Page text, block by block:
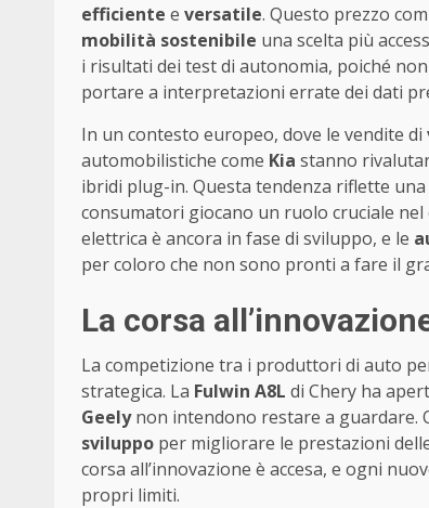
efficiente e versatile. Questo prezzo
mobilità sostenibile una scelta più
i risultati dei test di autonomia, poiché
portare a interpretazioni errate dei dati
In un contesto europeo, dove le vendite di
automobilistiche come Kia stanno
ibridi plug-in. Questa tendenza riflette
consumatori giocano un ruolo cruciale
elettrica è ancora in fase di sviluppo, e le
per coloro che non sono pronti a fare il
La corsa
La competizione tra i produttori di auto
strategica. La Fulwin A8L di Chery ha
Geelynon intendono restare a guardare.
sviluppo per migliorare le prestazioni
corsa all’innovazione è accesa, e ogni
propri limiti.